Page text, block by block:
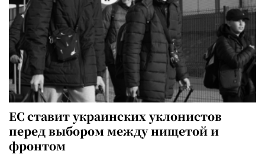
ЕС ставит украинских уклонистов
перед выбором между нищетой и
фронтом